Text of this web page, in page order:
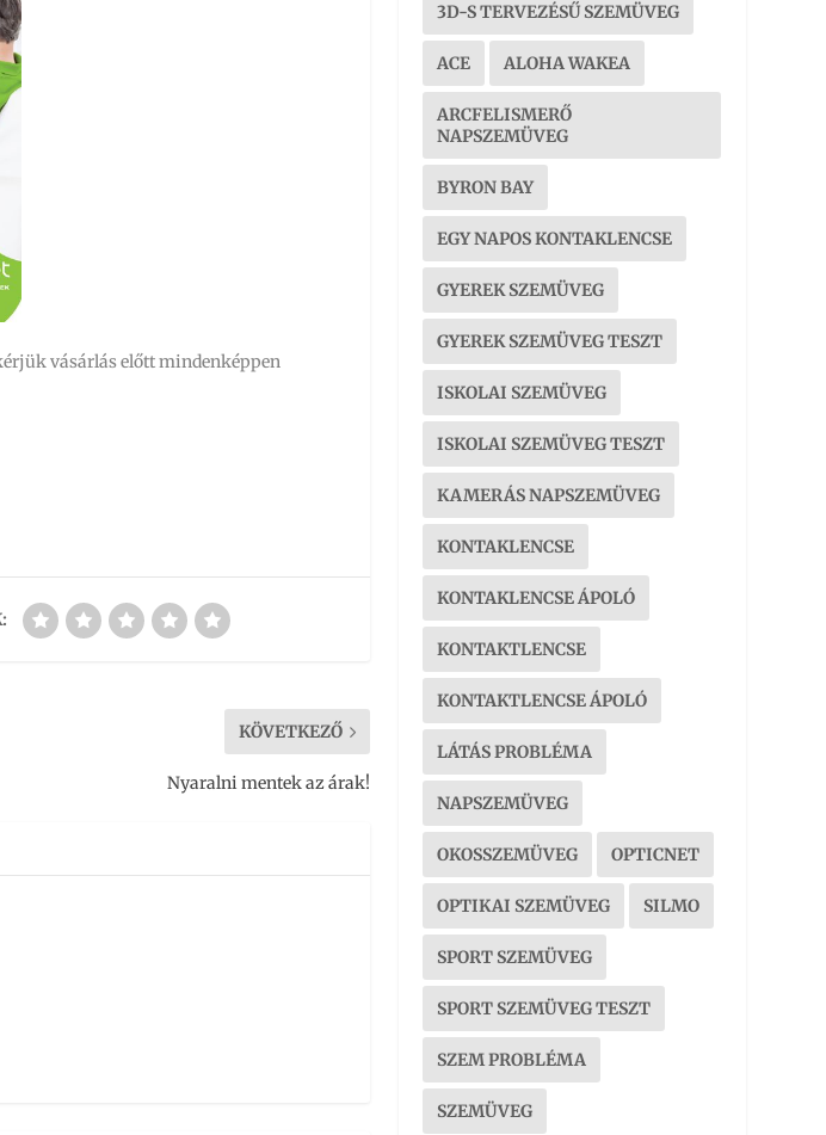
vásárlás előtt mindenképpen
KÖVETKEZŐ
Nyaralni mentek az árak!
3D-S TERVEZÉSŰ SZEMÜVEG
ACE ALOHA WAKEA
ARCFELISMERŐ
NAPSZEMÜVEG
BYRON BAY
EGY NAPOS KONTAKLENCSE
GYEREK SZEMÜVEG
GYEREK SZEMÜVEG TESZT
ISKOLAI SZEMÜVEG
ISKOLAI SZEMÜVEG TESZT
KAMERÁS NAPSZEMÜVEG
KONTAKLENCSE
KONTAKLENCSE ÁPOLÓ
KONTAKTLENCSE
KONTAKTLENCSE ÁPOLÓ
LÁTÁS PROBLÉMA
NAPSZEMÜVEG
OKOSSZEMÜVEG OPTICNET
OPTIKAI SZEMÜVEG SILMO
SPORT SZEMÜVEG
SPORT SZEMÜVEG TESZT
SZEM PROBLÉMA
SZEMÜVEG